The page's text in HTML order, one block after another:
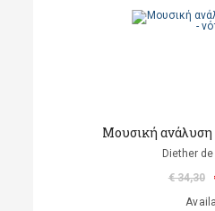
Μουσική ανάλυση
Diether
€ 34,30